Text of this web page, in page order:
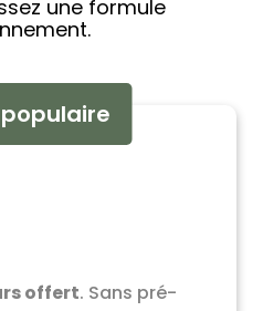
une formule
offert. Sans pré-